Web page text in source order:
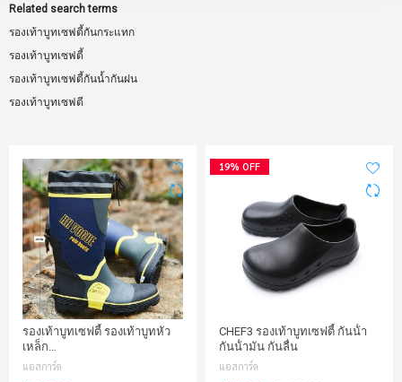
Related search terms
รองเท้าบูทเซฟตี้กันกระแทก
รองเท้าบูทเซฟตี้
รองเท้าบูทเซฟตี้กันน้ำกันฝน
รองเท้าบูทเซฟตี
รองเท้าบูทเซฟตี้ รองเท้าบูทหัว
เหล็ก…
แอสการ์ด
19% OFF
CHEF3 รองเท้าบูทเซฟตี้ กันน้ํา
กันน้ํามัน กันลื่น
แอสการ์ด